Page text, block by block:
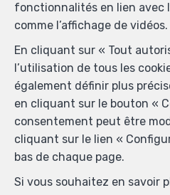
fonctionnalités en lien avec
comme l’affichage de vidéos.
En cliquant sur « Tout
l’utilisation de tous les
également définir plus
en cliquant sur le bouton «
consentement peut être
cliquant sur le lien «
bas de chaque page.
Si vous souhaitez en savoir
Agent immobilier IPI
sous le numéro 505.303 en
TVA 0880036260-
professionnel des
Luxembourg 16B, 1000
info@ipi.be) - Soumis au
RC professionnelle et
SA, Place du Trône 1,
730.390.160. Couverture
réalisées